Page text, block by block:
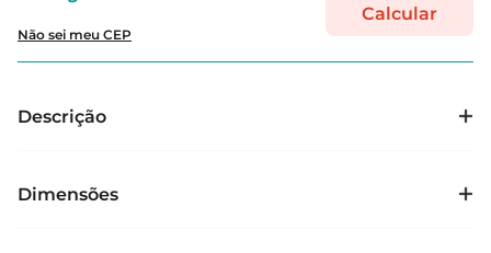
Não sei meu CEP
Descrição
Dimensões